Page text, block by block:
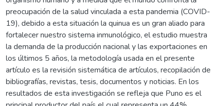
preocupación de la salud vinculada a esta pandemia (COVID-
19), debido a esta situación la quinua es un gran aliado para
fortalecer nuestro sistema inmunológico, el estudio muestra
la demanda de la producción nacional y las exportaciones en
los últimos 5 años, la metodología usada en el presente
artículo es la revisión sistemática de artículos, recopilación de
bibliografías, revistas, tesis, documentos y noticias. En los
resultados de esta investigación se refleja que Puno es el